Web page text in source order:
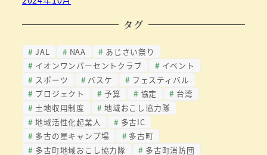
タグ
JAL NAA
あじさい祭り
イオンワンパーセントクラブ
イベント
スポーツ
バスケ
フェスティバル
プロジェクト
予算 協定
台湾
土地収用制度
地域おこし協力隊
地域活性化起業人
多古IC
多古の星キャンプ場
多古町
多古町地域おこし協力隊
多古町消防団